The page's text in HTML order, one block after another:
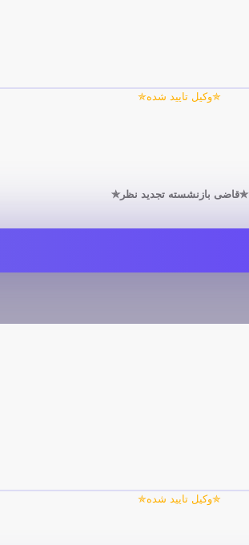
✯وکیل تایید شده✯
✯قاضی بازنشسته تجدید نظر✯
✯وکیل تایید شده✯